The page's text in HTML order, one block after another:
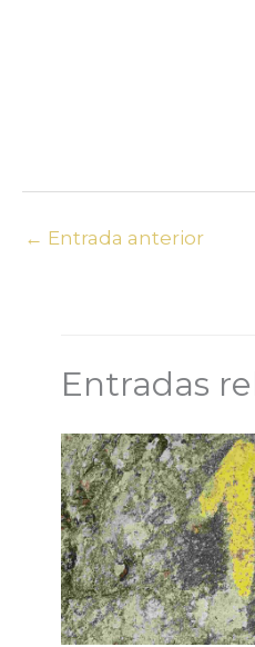
← Entrada anterior
Entradas